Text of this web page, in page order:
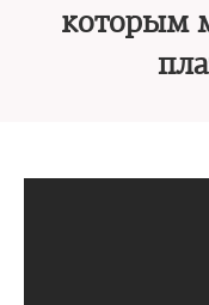
которым